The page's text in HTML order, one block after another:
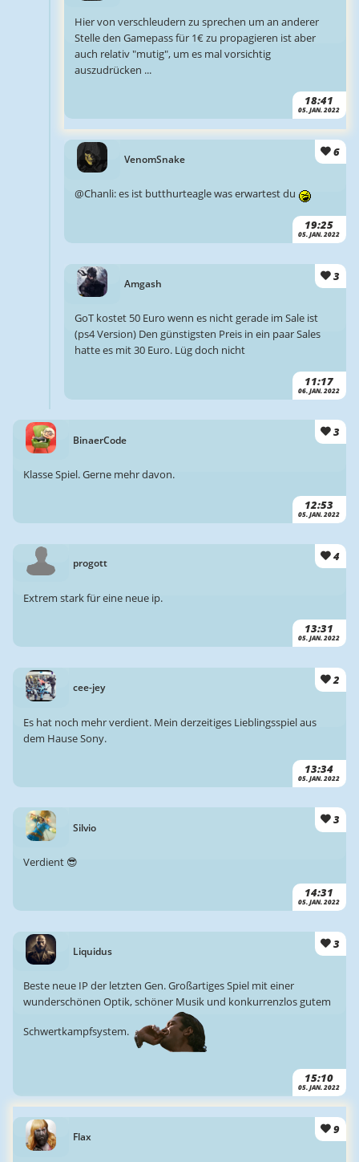
18:41
05. JAN. 2022
Hier von verschleudern zu sprechen um an anderer
Stelle den Gamepass für 1€ zu propagieren ist aber
auch relativ "mutig", um es mal vorsichtig
auszudrücken ...
VenomSnake
6
19:25
05. JAN. 2022
@Chanli: es ist butthurteagle was erwartest du
Amgash
3
11:17
06. JAN. 2022
GoT kostet 50 Euro wenn es nicht gerade im Sale ist
(ps4 Version) Den günstigsten Preis in ein paar Sales
hatte es mit 30 Euro. Lüg doch nicht
BinaerCode
3
12:53
05. JAN. 2022
Klasse Spiel. Gerne mehr davon.
progott 4
13:31
05. JAN. 2022
Extrem stark für eine neue ip.
cee-jey
2
13:34
05. JAN. 2022
Es hat noch mehr verdient. Mein derzeitiges Lieblingsspiel aus
dem Hause Sony.
Silvio
3
14:31
05. JAN. 2022
Verdient 😎
Liquidus
3
15:10
05. JAN. 2022
Beste neue IP der letzten Gen. Großartiges Spiel mit einer
wunderschönen Optik, schöner Musik und konkurrenzlos gutem
Schwertkampfsystem.
Flax
9